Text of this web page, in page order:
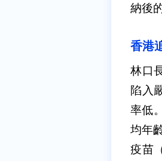
納後
香港
林口
陷入
率低
均年
疫苗